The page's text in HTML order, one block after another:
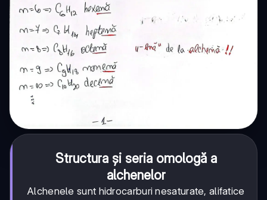
Structura și seria omologă a
alchenelor
Alchenele sunt hidrocarburi nesaturate, alifatice